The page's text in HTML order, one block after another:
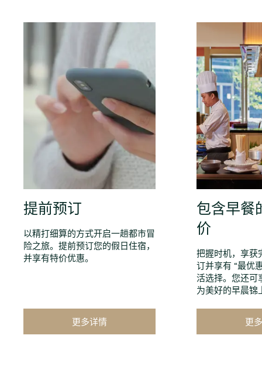
提前预订
以精打细算的方式开启一趟都市冒
险之旅。提前预订您的假日住宿，
并享有特价优惠。
更多详情
包含早餐
价
把握时机，享获
订并享有 “最优
活选择。您还可
为美好的早晨锦
更